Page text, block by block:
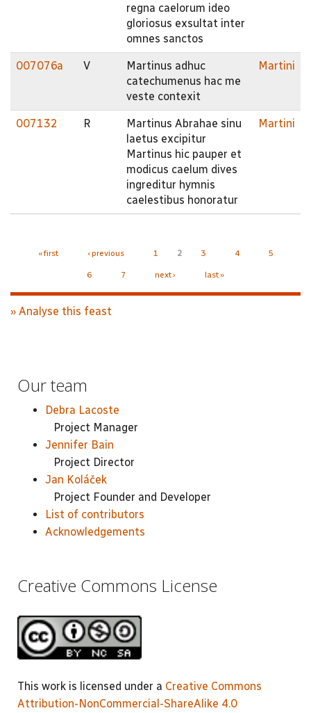
regna caelorum ideo
gloriosus exsultat inter
omnes sanctos
007076a V
Martinus adhuc
catechumenus hac me
veste contexit
Martini
007132 R
Martinus Abrahae sinu
laetus excipitur
Martinus hic pauper et
modicus caelum dives
ingreditur hymnis
caelestibus honoratur
Martini
Pages
« first ‹ previous 1 2 3 4 5
6 7 next › last »
» Analyse this feast
Our team
Debra Lacoste
Project Manager
Jennifer Bain
Project Director
Jan Koláček
Project Founder and Developer
List of contributors
Acknowledgements
Creative Commons License
This work is licensed under a Creative Commons
Attribution-NonCommercial-ShareAlike 4.0